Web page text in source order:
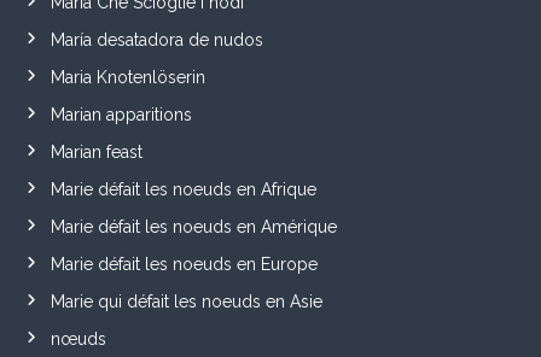
María desatadora de nudos
Maria Knotenlöserin
Marian apparitions
Marian feast
Marie défait les noeuds en Afrique
Marie défait les noeuds en Amérique
Marie défait les noeuds en Europe
Marie qui défait les noeuds en Asie
nœuds